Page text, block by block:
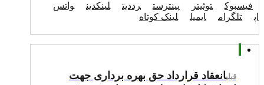
فیسبوک توئیتر پینترست رددیت لینکدین
واتس
اپ
تلگرام ایمیل لینک کوتاه
قبلیانعقاد قرارداد حق بهره برداری جهت